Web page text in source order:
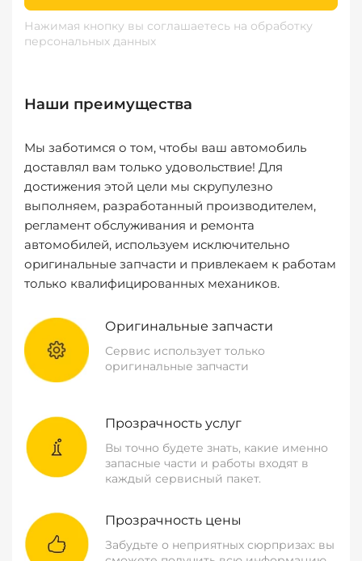
Нажимая кнопку вы соглашаетесь на обработку
персональных данных
Наши преимущества
Мы заботимся о том, чтобы ваш автомобиль
доставлял вам только удовольствие! Для
достижения этой цели мы скрупулезно
выполняем, разработанный производителем,
регламент обслуживания и ремонта
автомобилей, используем исключительно
оригинальные запчасти и привлекаем к работам
только квалифицированных механиков.
Оригинальные запчасти
Сервис использует только
оригинальные запчасти
Прозрачность услуг
Вы точно будете знать, какие именно
запасные части и работы входят в
каждый сервисный пакет.
Прозрачность цены
Забудьте о неприятных сюрпризах: вы